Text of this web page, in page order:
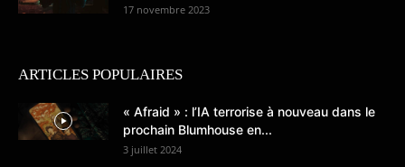
17 novembre 2023
ARTICLES POPULAIRES
« Afraid » : l’IA terrorise à nouveau dans le
prochain Blumhouse en...
3 juillet 2024